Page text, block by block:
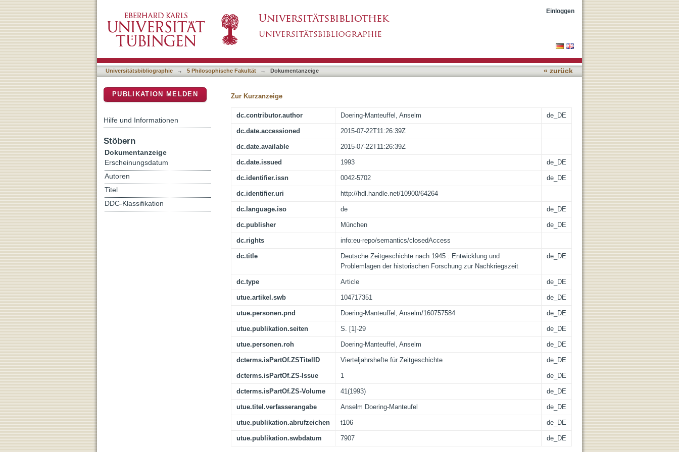
Deutsche Zeitgeschichte nach 1945 : Entwicklung und Problemlagen der historischen Forschung
zur Nachkriegszeit
Einloggen
Universitätsbibliographie → 5 Philosophische Fakultät → Dokumentanzeige « zurück
Zur Kurzanzeige
dc.contributor.author Doering-Manteuffel, Anselm de_DE
dc.date.accessioned 2015-07-22T11:26:39Z
dc.date.available 2015-07-22T11:26:39Z
dc.date.issued 1993 de_DE
dc.identifier.issn 0042-5702 de_DE
dc.identifier.uri http://hdl.handle.net/10900/64264
dc.language.iso de de_DE
dc.publisher München de_DE
dc.rights info:eu-repo/semantics/closedAccess
dc.title
Deutsche Zeitgeschichte nach 1945 : Entwicklung und
Problemlagen der historischen Forschung zur Nachkriegszeit
de_DE
dc.type Article de_DE
utue.artikel.swb 104717351 de_DE
utue.personen.pnd Doering-Manteuffel, Anselm/160757584 de_DE
utue.publikation.seiten S. [1]-29 de_DE
utue.personen.roh Doering-Manteuffel, Anselm de_DE
dcterms.isPartOf.ZSTitelID Vierteljahrshefte für Zeitgeschichte de_DE
dcterms.isPartOf.ZS-Issue 1 de_DE
dcterms.isPartOf.ZS-Volume 41(1993) de_DE
utue.titel.verfasserangabe Anselm Doering-Manteufel de_DE
utue.publikation.abrufzeichen t106 de_DE
utue.publikation.swbdatum 7907 de_DE
PUBLIKATION MELDEN
Hilfe und Informationen
Stöbern
Dokumentanzeige
Erscheinungsdatum
Autoren
Titel
DDC-Klassifikation